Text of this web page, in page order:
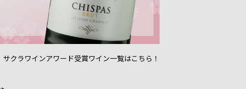
クラワインアワード受賞ワイン一覧はこちら！